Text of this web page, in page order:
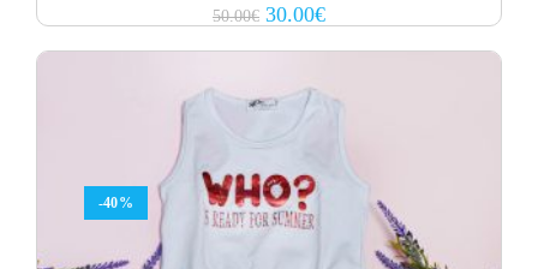
50.00€ Original
price
30.00€Current
price
-40%